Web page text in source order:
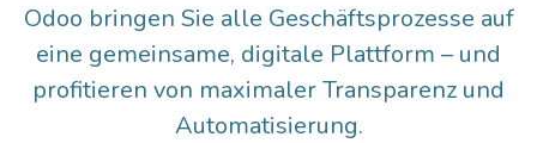
Odoo bringen Sie alle Geschäftsprozesse auf
eine gemeinsame, digitale Plattform – und
profitieren von maximaler Transparenz und
Automatisierung.